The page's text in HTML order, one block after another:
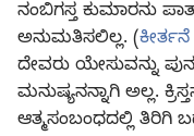
ನಂಬಿಗಸ್ತ ಕುಮಾರನು
ಅನುಮತಿಸಲಿಲ್ಲ. (ಕೀರ್ತನೆ
ದೇವರು ಯೇಸುವನ್ನು
ಮನುಷ್ಯನನ್ನಾಗಿ ಅಲ್ಲ.
ಆತ್ಮಸಂಬಂಧದಲ್ಲಿ ತಿರಿಗಿ